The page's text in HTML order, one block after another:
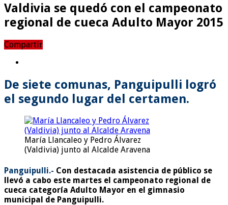
Valdivia se quedó con el campeonato
regional de cueca Adulto Mayor 2015
Compartir
De siete comunas, Panguipulli logró
el segundo lugar del certamen.
María Llancaleo y Pedro Álvarez
(Valdivia) junto al Alcalde Aravena
Panguipulli.- Con destacada asistencia de público se
llevó a cabo este martes el campeonato regional de
cueca categoría Adulto Mayor en el gimnasio
municipal de Panguipulli.